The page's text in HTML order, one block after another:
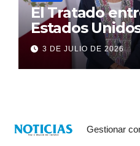
Gestionar
El Tratado
Estados
MEC) se
2036:
Sheinbaum
3 DE JULIO DE 2026